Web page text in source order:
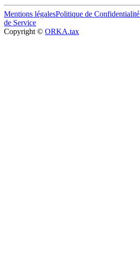
Mentions légalesPolitique de Confidentialité
de Service
Copyright © ORKA.tax